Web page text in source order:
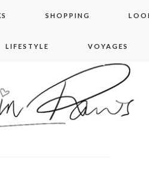
SHOPPING
LIFESTYLE VOYAGES